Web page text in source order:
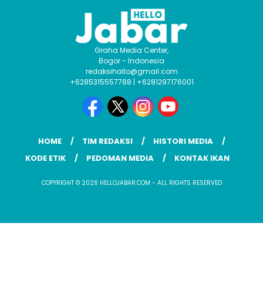
Graha Media Center,
Bogor - Indonesia
redaksihallo@gmail.com
+6285315557788 | +6281297176001
HOME TIM REDAKSI
HISTORI MEDIA
KODE ETIK
PEDOMAN MEDIA KONTAK IKAN
COPYRIGHT © 2026 HELLOJABAR.COM - ALL RIGHTS RESERVED